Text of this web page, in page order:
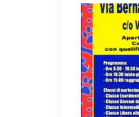
E
s
p
o
s
i
z
i